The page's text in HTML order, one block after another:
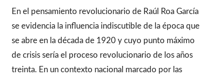
En el pensamiento revolucionario de Raúl Roa García
se evidencia la influencia indiscutible de la época que
se abre en la década de 1920 y cuyo punto máximo
de crisis sería el proceso revolucionario de los años
treinta. En un contexto nacional marcado por las